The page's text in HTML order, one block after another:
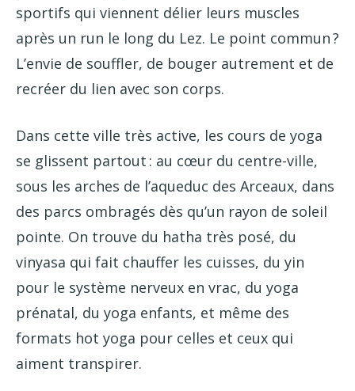
sportifs qui viennent délier leurs muscles
après un run le long du Lez. Le point commun ?
L’envie de souffler, de bouger autrement et de
recréer du lien avec son corps.
Dans cette ville très active, les cours de yoga
se glissent partout : au cœur du centre-ville,
sous les arches de l’aqueduc des Arceaux, dans
des parcs ombragés dès qu’un rayon de soleil
pointe. On trouve du hatha très posé, du
vinyasa qui fait chauffer les cuisses, du yin
pour le système nerveux en vrac, du yoga
prénatal, du yoga enfants, et même des
formats hot yoga pour celles et ceux qui
aiment transpirer.